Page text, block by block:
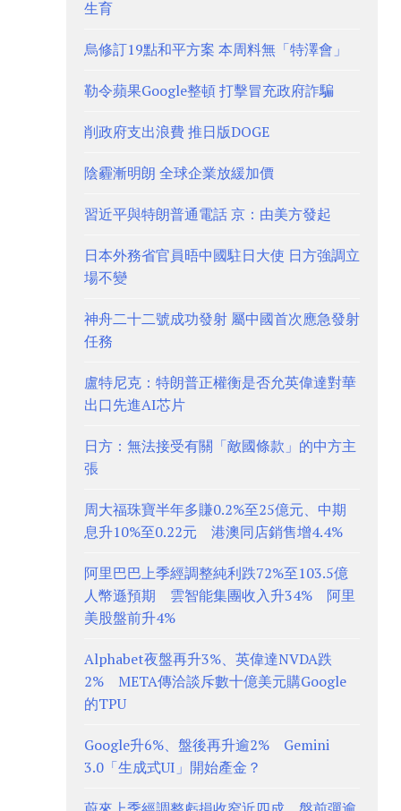
生育
烏修訂19點和平方案 本周料無「特澤會」
勒令蘋果Google整頓 打擊冒充政府詐騙
削政府支出浪費 推日版DOGE
陰霾漸明朗 全球企業放緩加價
習近平與特朗普通電話 京：由美方發起
日本外務省官員晤中國駐日大使 日方強調立
場不變
神舟二十二號成功發射 屬中國首次應急發射
任務
盧特尼克：特朗普正權衡是否允英偉達對華
出口先進AI芯片
日方：無法接受有關「敵國條款」的中方主
張
周大福珠寶半年多賺0.2%至25億元、中期
息升10%至0.22元 港澳同店銷售增4.4%
阿里巴巴上季經調整純利跌72%至103.5億
人幣遜預期 雲智能集團收入升34% 阿里
美股盤前升4%
Alphabet夜盤再升3%、英偉達NVDA跌
2% META傳洽談斥數十億美元購Google
的TPU
Google升6%、盤後再升逾2% Gemini
3.0「生成式UI」開始產金？